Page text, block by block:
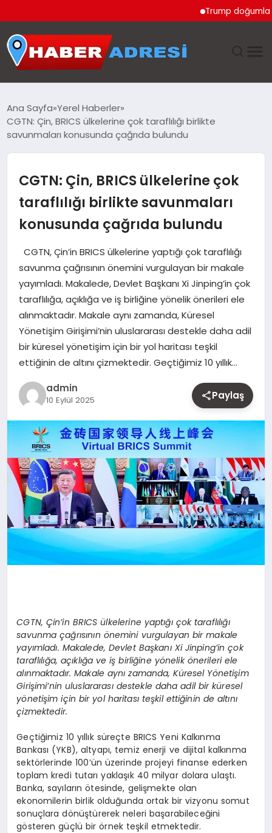
Trump doğumla
GÜNDEM
TEKNOLOJI
EĞITIM
MAGAZIN
YAŞAM
OTOMOBIL
Ana Sayfa Yerel Haberler
CGTN: Çin, BRICS ülkelerine çok taraflılığı birlikte
savunmaları konusunda çağrıda bulundu
CGTN: Çin, BRICS ülkelerine çok
taraflılığı birlikte savunmaları
konusunda çağrıda bulundu
CGTN, Çin’in BRICS ülkelerine yaptığı çok taraflılığı
savunma çağrısının önemini vurgulayan bir makale
yayımladı. Makalede, Devlet Başkanı Xi Jinping’in çok
taraflılığa, açıklığa ve iş birliğine yönelik önerileri ele
alınmaktadır. Makale aynı zamanda, Küresel
Yönetişim Girişimi’nin uluslararası destekle daha adil
bir küresel yönetişim için bir yol haritası teşkil
ettiğinin de altını çizmektedir. Geçtiğimiz 10 yıllık…
admin
10 Eylül 2025 Paylaş
CGTN, Çin’in BRICS ülkelerine yaptığı çok taraflılığı
savunma çağrısının önemini vurgulayan bir makale
yayımladı. Makalede, Devlet Başkanı Xi Jinping’in çok
taraflılığa, açıklığa ve iş birliğine yönelik önerileri ele
alınmaktadır. Makale aynı zamanda, Küresel Yönetişim
Girişimi’nin uluslararası destekle daha adil bir küresel
yönetişim için bir yol haritası teşkil ettiğinin de altını
çizmektedir.
Geçtiğimiz 10 yıllık süreçte BRICS Yeni Kalkınma
Bankası (YKB), altyapı, temiz enerji ve dijital kalkınma
sektörlerinde 100’ün üzerinde projeyi finanse ederken
toplam kredi tutarı yaklaşık 40 milyar dolara ulaştı.
Banka, sayıların ötesinde, gelişmekte olan
ekonomilerin birlik olduğunda ortak bir vizyonu somut
sonuçlara dönüştürerek neleri başarabileceğini
gösteren güçlü bir örnek teşkil etmektedir.